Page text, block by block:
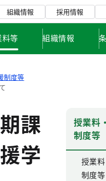
組織情報 採用情報
等 組織情報
制度等
課
学
授業料
制度等
授業
制度等